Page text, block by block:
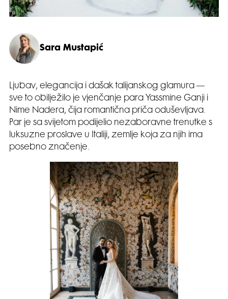
Sara Mustapić
Ljubav, elegancija i dašak talijanskog glamura —
sve to obilježilo je vjenčanje para Yassmine Ganji i
Nime Nadera, čija romantična priča oduševljava.
Par je sa svijetom podijelio nezaboravne trenutke s
luksuzne proslave u Italiji, zemlje koja za njih ima
posebno značenje.